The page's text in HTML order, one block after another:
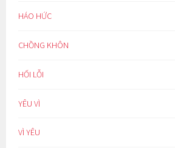
HÁO HỨC
CHỒNG KHÔN
HỐI LỖI
YÊU VÌ
VÌ YÊU